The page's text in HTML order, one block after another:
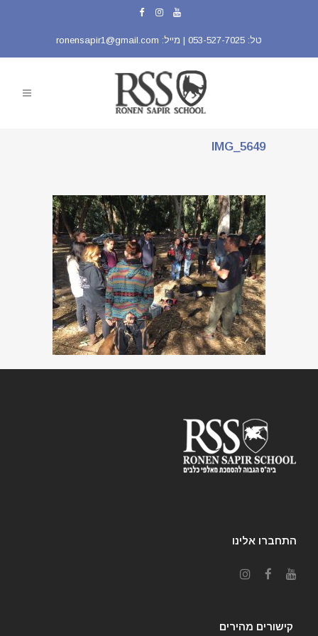
טל: 053-527-7025 | מייל: ronensapir1@gmail.com
IMG_5649
התחברו אלינו
קישורים מהירים